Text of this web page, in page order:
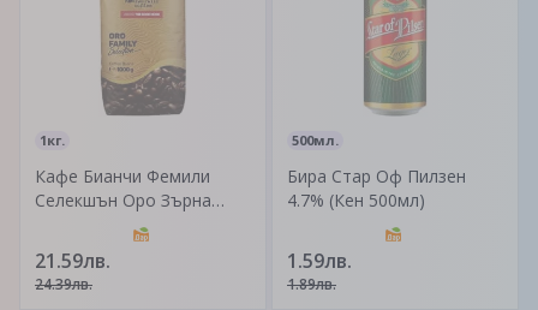
1кг.
Кафе Бианчи Фемили
Селекшън Оро Зърна
21.59лв.
24.39лв.
500мл.
Бира Стар Оф Пилзен
4.7% (Кен 500мл)
1.59лв.
1.89лв.